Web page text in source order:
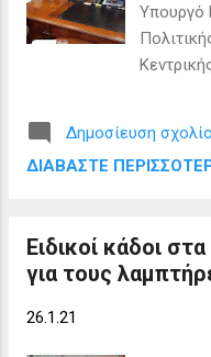
Υπουργό
αφορούν
Δημοσίευση
ΔΙΑΒΆΣΤΕ
Ειδικοί κάδοι
για τους
26.1.21